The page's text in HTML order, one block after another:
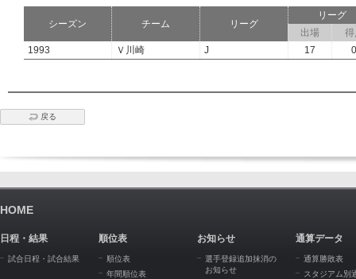
シーズン チーム リーグ
リーグ
出場
得
1993
Ｖ川崎 J 17 0
戻る
HOME
日程・結果
試合日程・試合結果
順位表
順位表
年間順位表
お知らせ
選手登録追加抹消の
お知らせ
通算データ
通算勝敗表
スタジアム別